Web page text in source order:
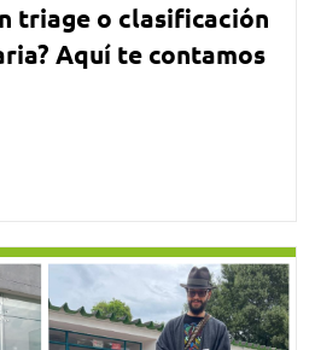
triage o clasificación
Aquí te contamos